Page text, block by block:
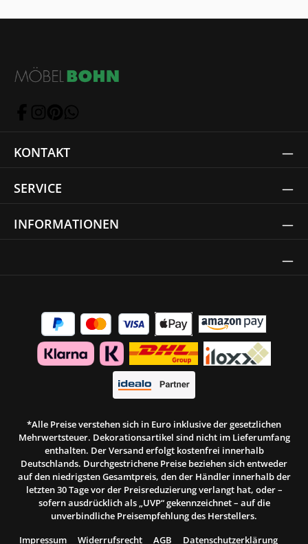
KONTAKT
SERVICE
INFORMATIONEN
*Alle Preise verstehen sich in Euro inklusive der gesetzlichen
Mehrwertsteuer. Dekorationsartikel sind nicht im Lieferumfang
enthalten. Der Versand erfolgt kostenfrei innerhalb
Deutschlands. Durchgestrichene Preise beziehen sich entweder
auf den niedrigsten Gesamtpreis, den der Händler innerhalb der
letzten 30 Tage vor der Preisreduzierung verlangt hat, oder –
sofern ausdrücklich als „UVP“ gekennzeichnet – auf die
unverbindliche Preisempfehlung des Herstellers.
Impressum
Widerrufsrecht AGB Datenschutzerklärung